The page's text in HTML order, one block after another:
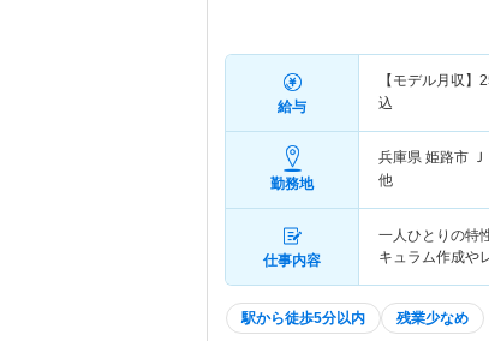
給与
【モデル月収】
込
勤務地
兵庫県 姫路市
他
仕事内容
一人ひとりの特
キュラム作成や
駅から徒歩5分以内 残業少なめ